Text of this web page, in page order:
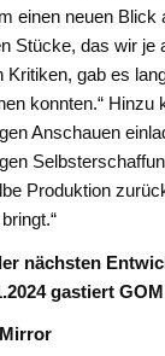
einen neuen
Stücke, das wir
Kritiken, gab es
konnten.“ Hinzu
Anschauen
Produktion
nächsten
gastiert